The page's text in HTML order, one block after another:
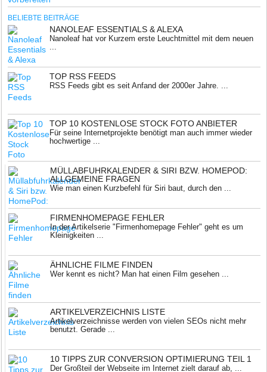
BELIEBTE BEITRÄGE
NANOLEAF ESSENTIALS & ALEXA
Nanoleaf hat vor Kurzem erste Leuchtmittel mit dem neuen
...
TOP RSS FEEDS
RSS Feeds gibt es seit Anfand der 2000er Jahre. ...
TOP 10 KOSTENLOSE STOCK FOTO ANBIETER
Für seine Internetprojekte benötigt man auch immer wieder
hochwertige ...
MÜLLABFUHRKALENDER & SIRI BZW. HOMEPOD:
ALLGEMEINE FRAGEN
Wie man einen Kurzbefehl für Siri baut, durch den ...
FIRMENHOMEPAGE FEHLER
In der Artikelserie "Firmenhomepage Fehler" geht es um
Kleinigkeiten ...
ÄHNLICHE FILME FINDEN
Wer kennt es nicht? Man hat einen Film gesehen ...
ARTIKELVERZEICHNIS LISTE
Artikelverzeichnisse werden von vielen SEOs nicht mehr
benutzt. Gerade ...
10 TIPPS ZUR CONVERSION OPTIMIERUNG TEIL 1
Der Großteil der Webseite im Internet zielt darauf ab, ...